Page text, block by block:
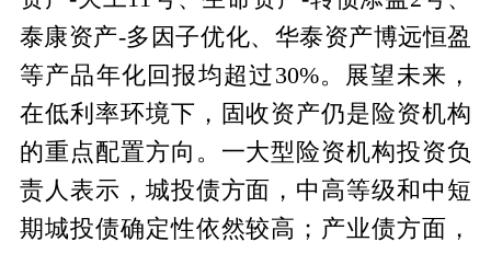
泰康资产-多因子优化、华泰资产博远恒盈
等产品年化回报均超过30%。展望未来，
在低利率环境下，固收资产仍是险资机构
的重点配置方向。一大型险资机构投资负
责人表示，城投债方面，中高等级和中短
期城投债确定性依然较高；产业债方面，